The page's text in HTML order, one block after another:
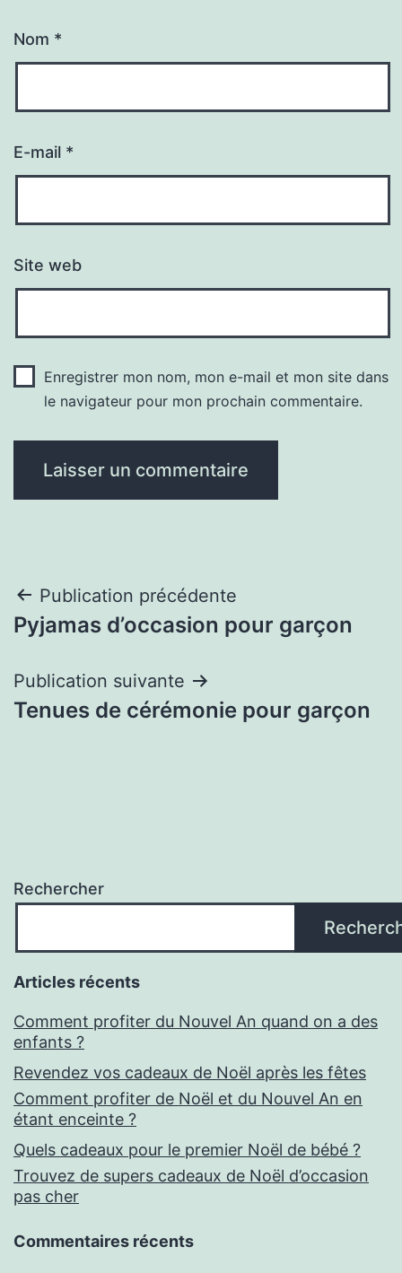
Nom *
E-mail *
Site web
Enregistrer mon nom, mon e-mail et mon site dans
le navigateur pour mon prochain commentaire.
Navigation
de
l’article
Publication précédente
Pyjamas d’occasion pour garçon
Publication suivante
Tenues de cérémonie pour garçon
Rechercher
Articles récents
Comment profiter du Nouvel An quand on a des
enfants ?
Revendez vos cadeaux de Noël après les fêtes
Comment profiter de Noël et du Nouvel An en
étant enceinte ?
Quels cadeaux pour le premier Noël de bébé ?
Trouvez de supers cadeaux de Noël d’occasion
pas cher
Commentaires récents